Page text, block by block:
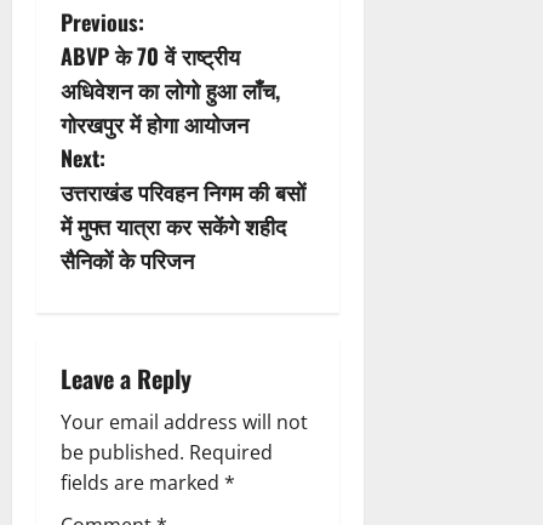
P
o
s
t
n
a
i
g
a
Previous:
ABVP के 70 वें राष्ट्रीय
अधिवेशन का लोगो हुआ लाँच,
गोरखपुर में होगा आयोजन
Next:
उत्तराखंड परिवहन निगम की बसों
में मुफ्त यात्रा कर सकेंगे शहीद
सैनिकों के परिजन
Leave a Reply
Your email address will not
be published. Required
fields are marked *